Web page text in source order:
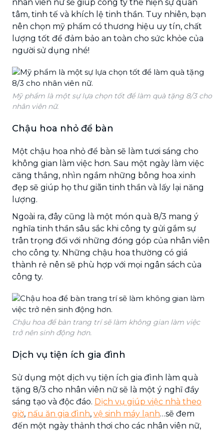
nhân viên nữ sẽ giúp công ty thể hiện sự quan
tâm, tinh tế và khích lệ tinh thần. Tuy nhiên, bạn
nên chọn mỹ phẩm có thương hiệu uy tín, chất
lượng tốt để đảm bảo an toàn cho sức khỏe của
người sử dụng nhé!
Mỹ phẩm là một sự lựa chọn tốt để làm quà tặng 8/3 cho
nhân viên nữ.
Chậu hoa nhỏ để bàn
Một chậu hoa nhỏ để bàn sẽ làm tươi sáng cho
không gian làm việc hơn. Sau một ngày làm việc
căng thẳng, nhìn ngắm những bông hoa xinh
đẹp sẽ giúp họ thư giãn tinh thần và lấy lại năng
lượng.
Ngoài ra, đây cũng là một món quà 8/3 mang ý
nghĩa tinh thần sâu sắc khi công ty gửi gắm sự
trân trọng đối với những đóng góp của nhân viên
cho công ty. Những chậu hoa thường có giá
thành rẻ nên sẽ phù hợp với mọi ngân sách của
công ty.
Chậu hoa để bàn trang trí sẽ làm không gian làm việc
trở nên sinh động hơn.
Dịch vụ tiện ích gia đình
Sử dụng một dịch vụ tiện ích gia đình làm quà
tặng 8/3 cho nhân viên nữ sẽ là một ý nghĩ đầy
sáng tạo và độc đáo. Dịch vụ giúp việc nhà theo
giờ, nấu ăn gia đình, vệ sinh máy lạnh…sẽ đem
đến một ngày thảnh thơi cho các nhân viên nữ,